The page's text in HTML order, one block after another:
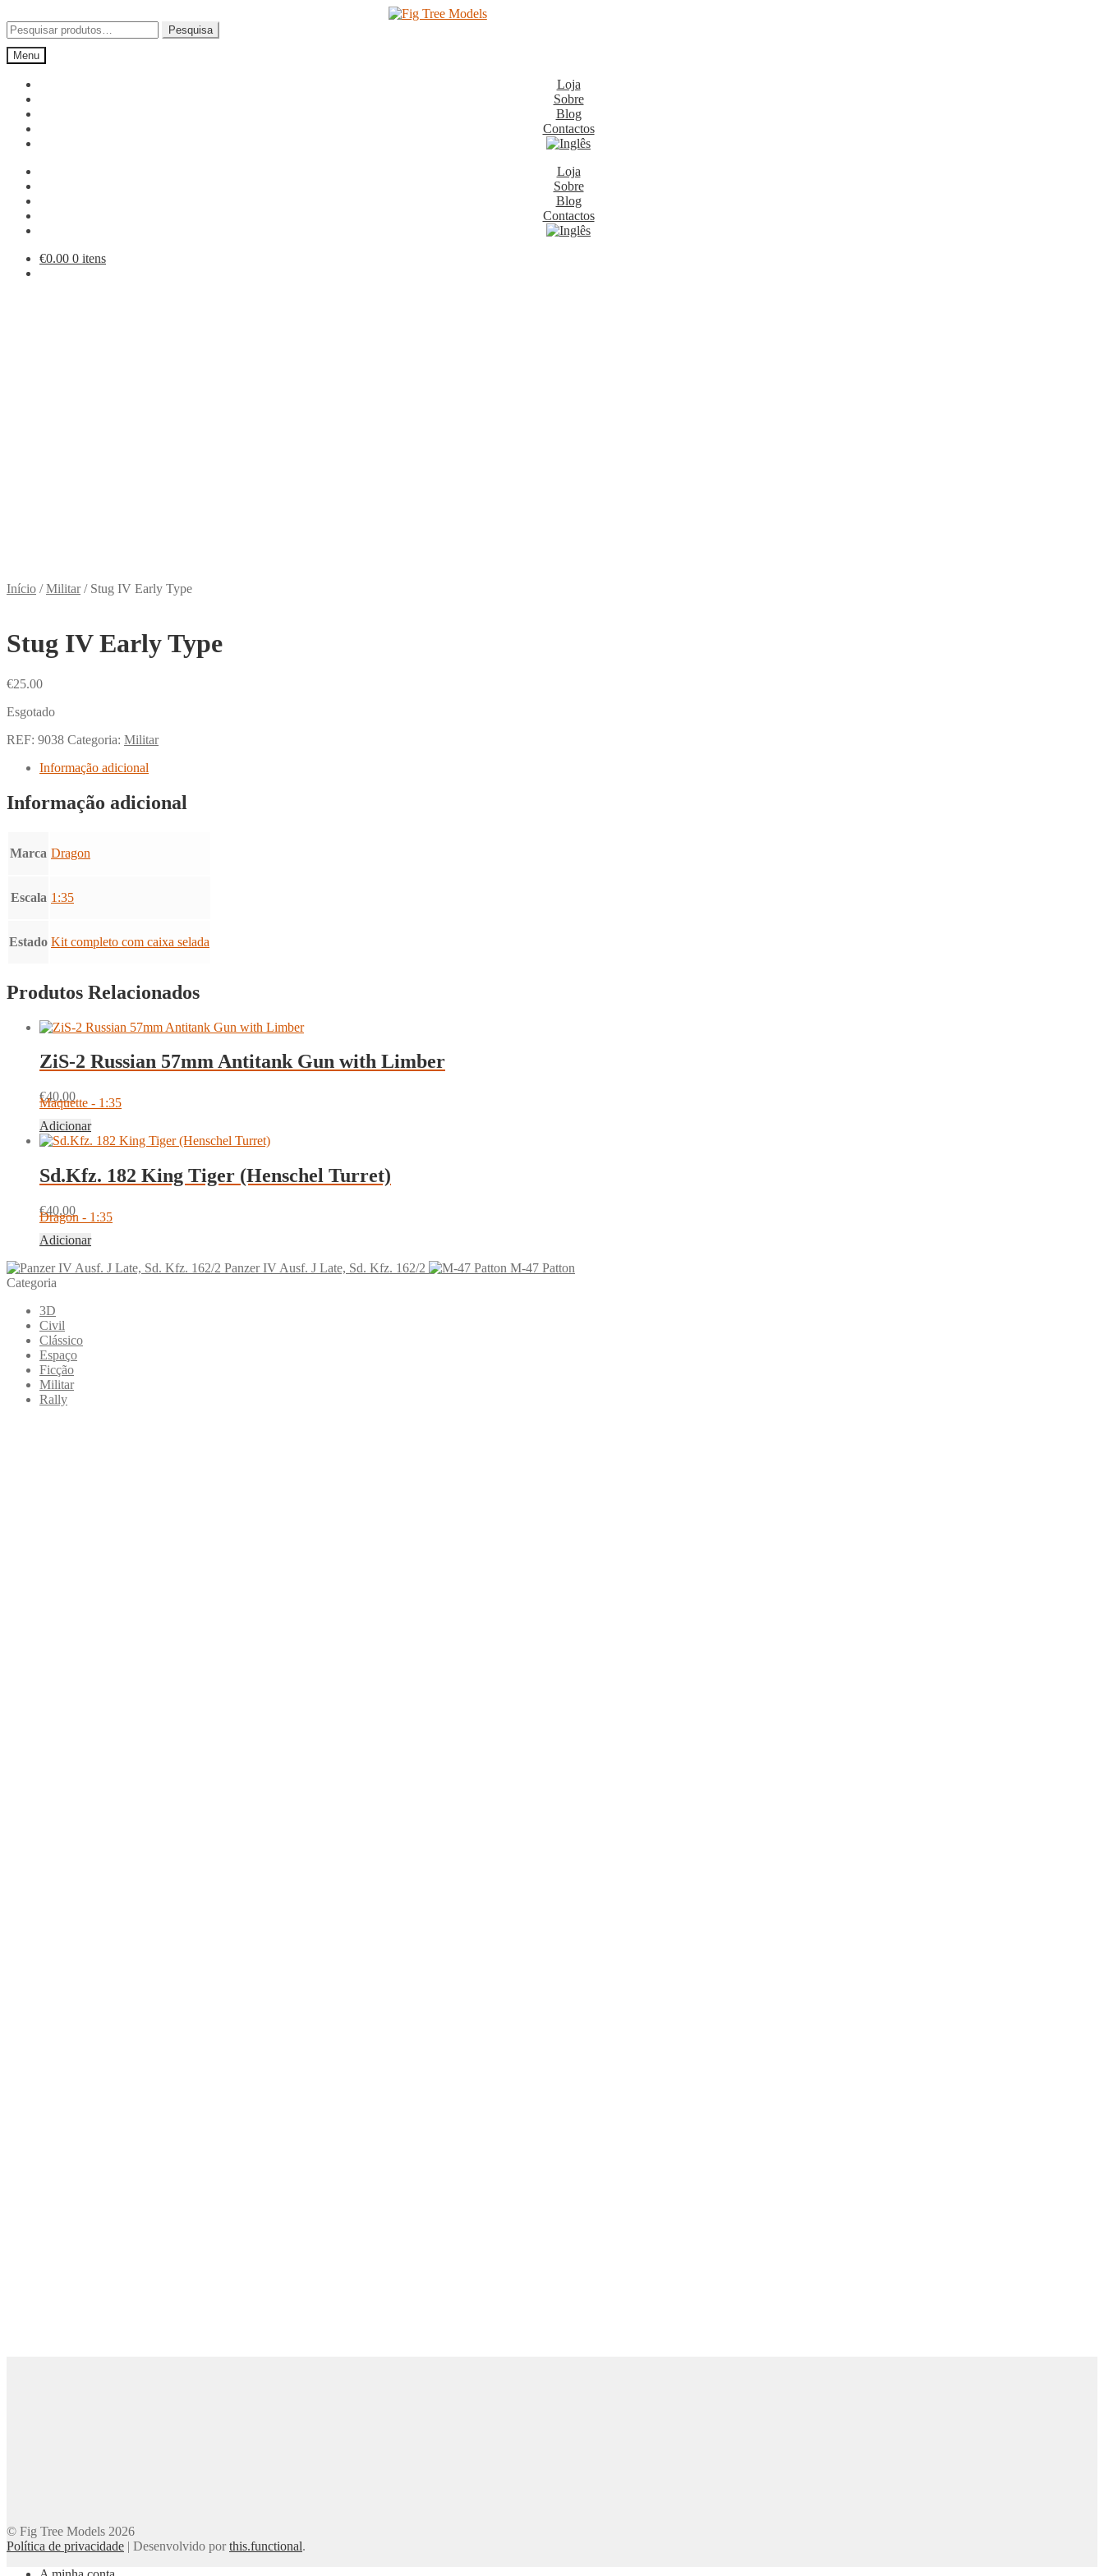
para
a
navegação
para
o
conteúdo
Pesquisar
por:
Pesquisa
Menu
Loja
Sobre
Blog
Contactos
Loja
Sobre
Blog
Contactos
€0.00 0 itens
Início /Militar/ Stug IV Early Type
Stug IV Early Type
€25.00
Esgotado
REF: 9038 Categoria: Militar
Informação adicional
Informação adicional
Marca Dragon
Escala 1:35
Estado Kit completo com caixa selada
Produtos Relacionados
ZiS-2 Russian 57mm Antitank Gun with Limber
€40.00
Maquette - 1:35
Adicionar
Sd.Kfz. 182 King Tiger (Henschel Turret)
€40.00
Dragon - 1:35
Adicionar
Panzer IV Ausf. J Late, Sd. Kfz. 162/2
M-47 Patton
Categoria
3D
Civil
Clássico
Espaço
Ficção
Militar
Rally
© Fig Tree Models 2026
Política de privacidade | Desenvolvido porthis.functional.